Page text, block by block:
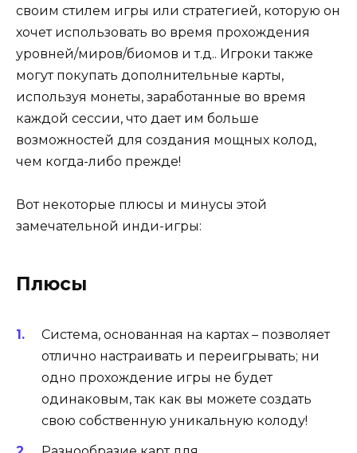
своим стилем игры или стратегией, которую он
хочет использовать во время прохождения
уровней/миров/биомов и т.д.. Игроки также
могут покупать дополнительные карты,
используя монеты, заработанные во время
каждой сессии, что дает им больше
возможностей для создания мощных колод,
чем когда-либо прежде!
Вот некоторые плюсы и минусы этой
замечательной инди-игры:
Плюсы
Система, основанная на картах – позволяет
отлично настраивать и переигрывать; ни
одно прохождение игры не будет
одинаковым, так как вы можете создать
свою собственную уникальную колоду!